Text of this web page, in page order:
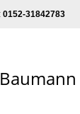
0152-31842783